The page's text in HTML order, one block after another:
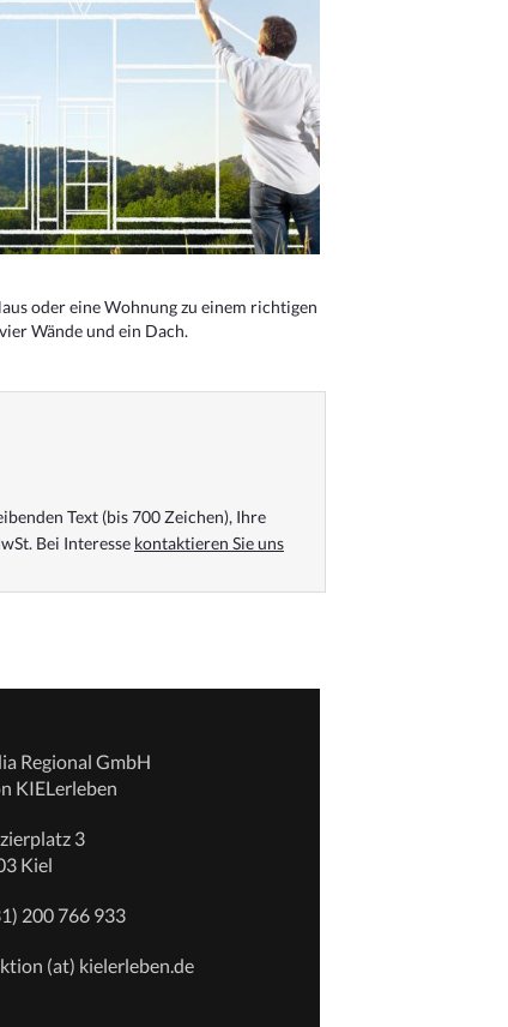
oder eine Wohnung zu einem richtigen
Wände und ein Dach.
Text (bis 700 Zeichen), Ihre
Bei Interesse kontaktieren Sie uns
Regional GmbH
KIELerleben
3
Kiel
200 766 933
(at) kielerleben.de